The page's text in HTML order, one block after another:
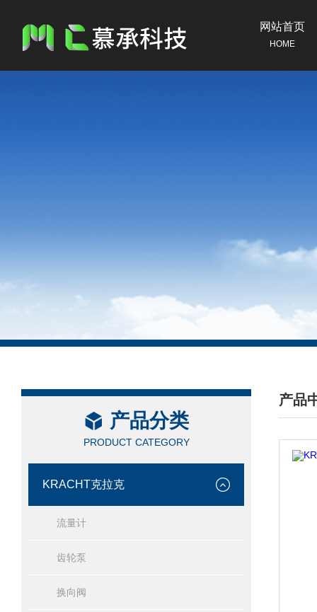
网站首页
HOME
产品分类
PRODUCT CATEGORY
KRACHT克拉克
流量计
齿轮泵
换向阀
产品
/